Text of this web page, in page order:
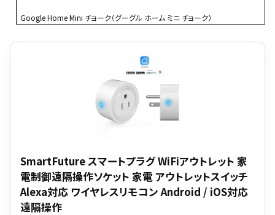
Google Home Mini チョーク（グーグル ホーム ミニ チョーク）
SmartFuture スマートプラグ WiFiアウトレット 家
電制御遠隔操作ソケット 家電 アウトレットスイッチ
Alexa対応 ワイヤレスリモコン Android / iOS対応
遠隔操作